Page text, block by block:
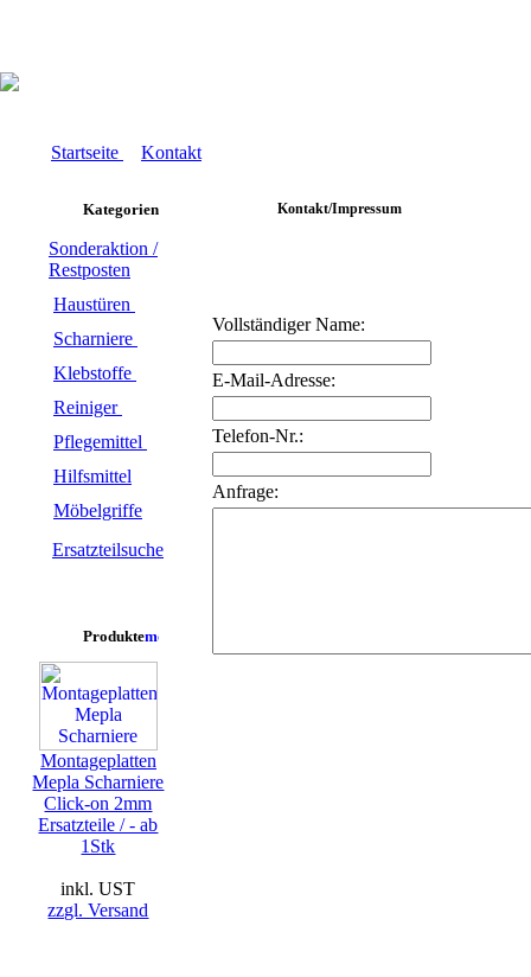
Startseite Kontakt
Kategorien
Sonderaktion /
Restposten
Haustüren
Scharniere
Klebstoffe
Reiniger
Pflegemittel
Hilfsmittel
Möbelgriffe
Ersatzteilsuche
Produkte
Montageplatten
Mepla Scharniere
Click-on 2mm
Ersatzteile / - ab
1Stk
inkl. UST
zzgl. Versand
Kontakt/Impressum
Vollständiger Name:
E-Mail-Adresse:
Telefon-Nr.:
Anfrage: